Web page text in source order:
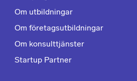
Om utbildningar
Om företagsutbildningar
Om konsulttjänster
Startup Partner